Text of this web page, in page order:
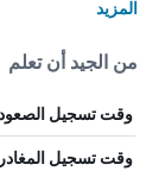
المزيد
من الجيد أن تعلم
وقت تسجيل الصعود
وقت تسجيل